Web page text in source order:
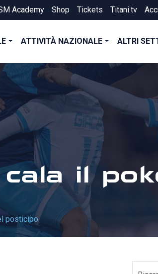
Academy Shop Tickets Titani.tv
ATTIVITÀ NAZIONALE ALTRI
il
posticipo